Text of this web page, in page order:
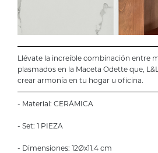
Llévate la increíble combinación entre
plasmados en la Maceta Odette que,
crear armonía en tu hogar u oficina.
- Material: CERÁMICA
- Set: 1 PIEZA
- Dimensiones: 12Øx11.4 cm